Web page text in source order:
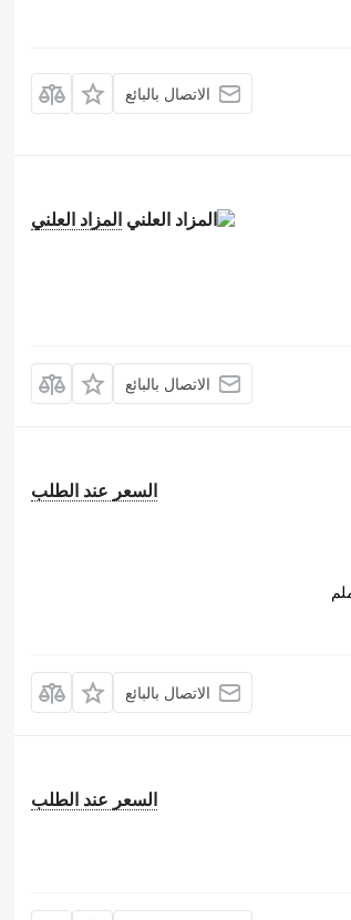
الاتصال بالبائع
المزاد العلني
الاتصال بالبائع
السعر عند الطلب
الاتصال بالبائع
السعر عند الطلب